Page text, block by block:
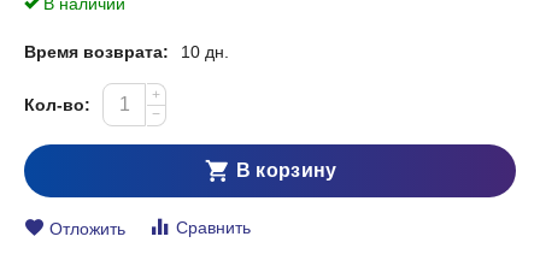
Время возврата: 10 дн.
Кол-во:
+
−
В корзину
Отложить Сравнить